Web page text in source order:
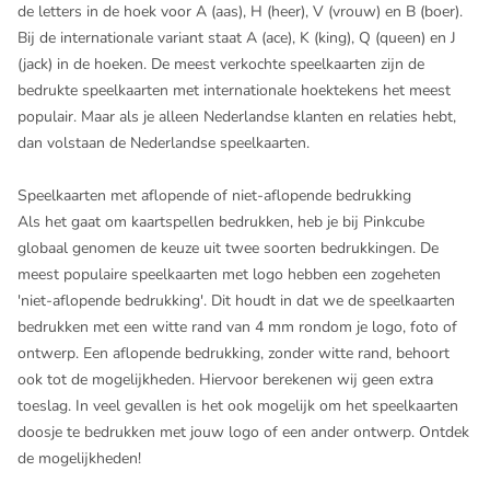
de letters in de hoek voor A (aas), H (heer), V (vrouw) en B (boer).
Bij de internationale variant staat A (ace), K (king), Q (queen) en J
(jack) in de hoeken. De meest verkochte speelkaarten zijn de
bedrukte speelkaarten met internationale hoektekens het meest
populair. Maar als je alleen Nederlandse klanten en relaties hebt,
dan volstaan de Nederlandse speelkaarten.
Speelkaarten met aflopende of niet-aflopende bedrukking
Als het gaat om kaartspellen bedrukken, heb je bij Pinkcube
globaal genomen de keuze uit twee soorten bedrukkingen. De
meest populaire speelkaarten met logo hebben een zogeheten
'niet-aflopende bedrukking'. Dit houdt in dat we de speelkaarten
bedrukken met een witte rand van 4 mm rondom je logo, foto of
ontwerp. Een aflopende bedrukking, zonder witte rand, behoort
ook tot de mogelijkheden. Hiervoor berekenen wij geen extra
toeslag. In veel gevallen is het ook mogelijk om het speelkaarten
doosje te bedrukken met jouw logo of een ander ontwerp. Ontdek
de mogelijkheden!